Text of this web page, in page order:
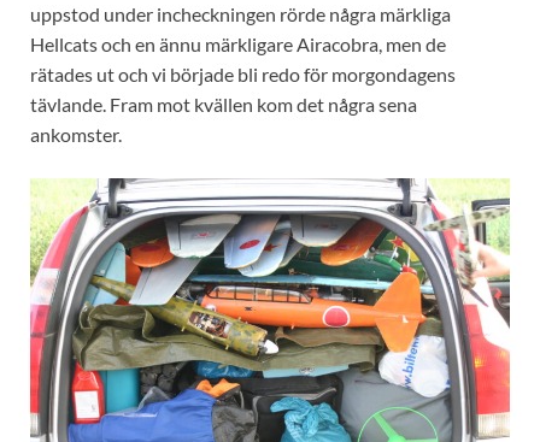
uppstod under incheckningen rörde några märkliga
Hellcats och en ännu märkligare Airacobra, men de
rätades ut och vi började bli redo för morgondagens
tävlande. Fram mot kvällen kom det några sena
ankomster.